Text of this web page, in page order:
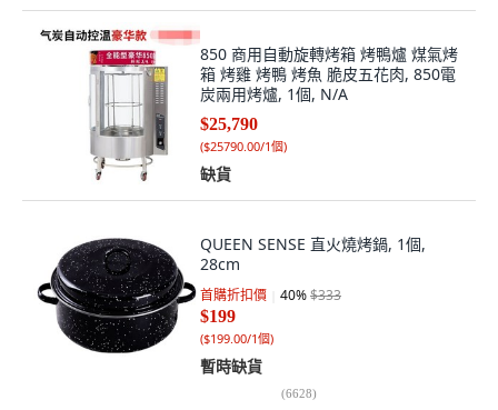
850 商用自動旋轉烤箱 烤鴨爐 煤氣烤
箱 烤雞 烤鴨 烤魚 脆皮五花肉, 850電
炭兩用烤爐, 1個, N/A
$25,790
($25790.00/1個)
缺貨
QUEEN SENSE 直火燒烤鍋, 1個,
28cm
首購折扣價 40%$333
$199
($199.00/1個)
暫時缺貨
(6628)